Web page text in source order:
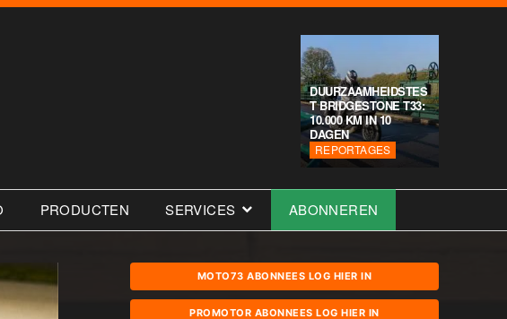
DUURZAAMHEIDSTES
T BRIDGESTONE T33:
10.000 KM IN 10
DAGEN
REPORTAGES
PRODUCTEN SERVICES ABONNEREN
MOTO73 ABONNEES LOG HIER IN
PROMOTOR ABONNEES LOG HIER IN